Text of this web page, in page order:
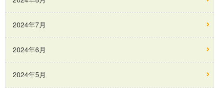
2024年7月
2024年6月
2024年5月